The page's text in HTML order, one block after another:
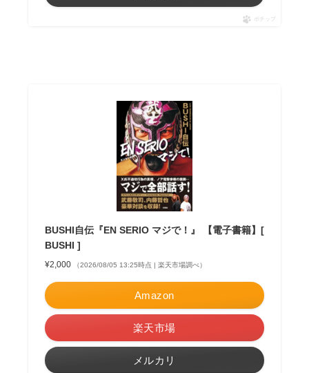
ポチップ
BUSHI自伝『EN SERIO マジで！』 【電子書籍】[
BUSHI ]
¥2,000 （2026/08/05 13:25時点 | 楽天市場調べ）
Amazon
楽天市場
メルカリ